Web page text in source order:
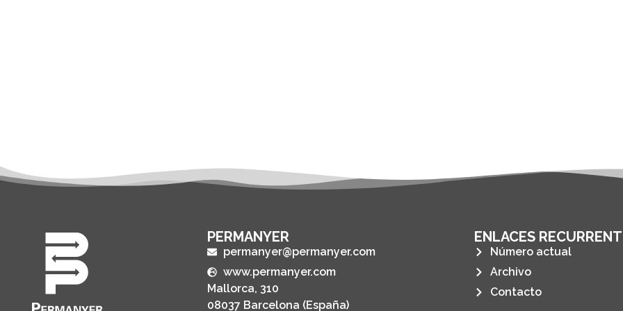
PERMANYER
permanyer@permanyer.com
www.permanyer.com
Mallorca, 310
08037 Barcelona (España)
ENLACES
Número actual
Archivo
Contacto